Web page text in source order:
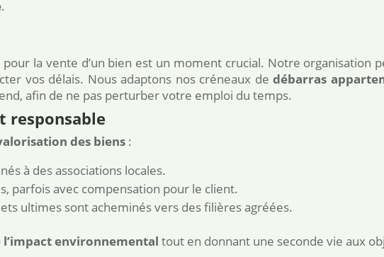
.
la vente d’un bien est un moment crucial. Notre organisation
vos délais. Nous adaptons nos créneaux dedébarras
afin de ne pas perturber votre emploi du temps.
responsable
des biens :
à des associations locales.
parfois avec compensation pour le client.
ultimes sont acheminés vers des filières agréées.
environnemental tout en donnant une seconde vie aux